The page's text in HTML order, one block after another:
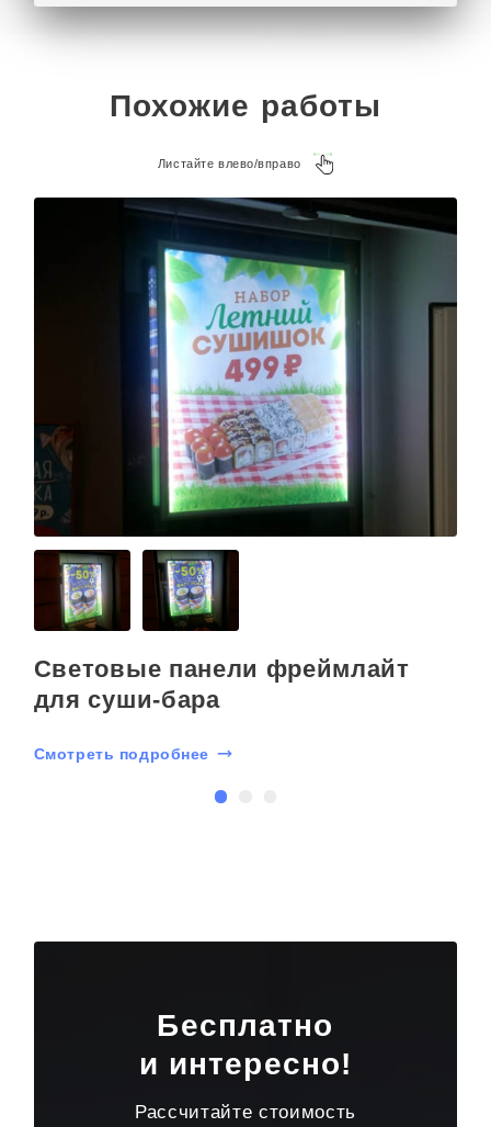
Похожие работы
Листайте влево/вправо
Световые панели фреймлайт
для суши-бара
Смотреть подробнее
Бесплатно
и интересно!
Рассчитайте стоимость